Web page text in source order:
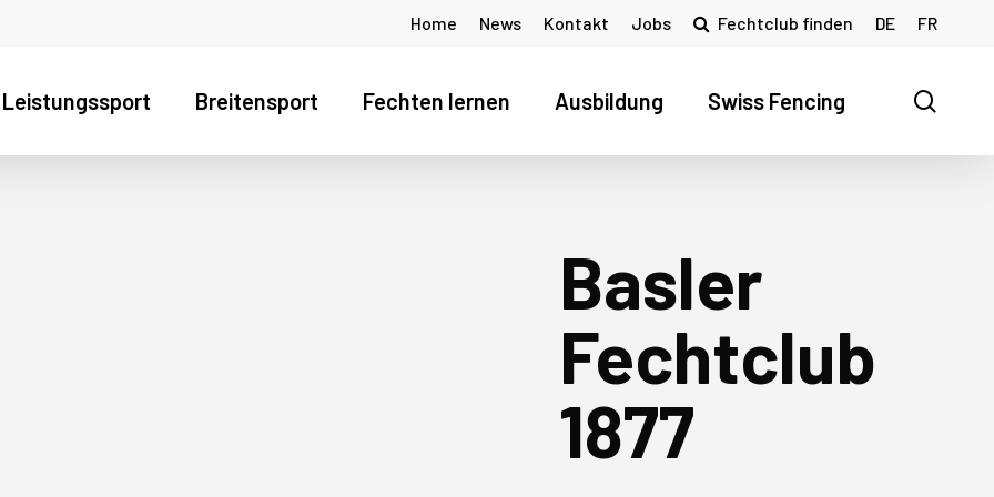
Home News Kontakt Jobs Fechtclub finden DE FR
Leistungssport Breitensport Fechten lernen Ausbildung Swiss Fencing
Basler
Fechtclub
1877